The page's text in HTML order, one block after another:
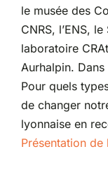
le musée des
CNRS, l’ENS,
laboratoire
Aurhalpin.
Pour quels
de changer
lyonnaise en
Présentation